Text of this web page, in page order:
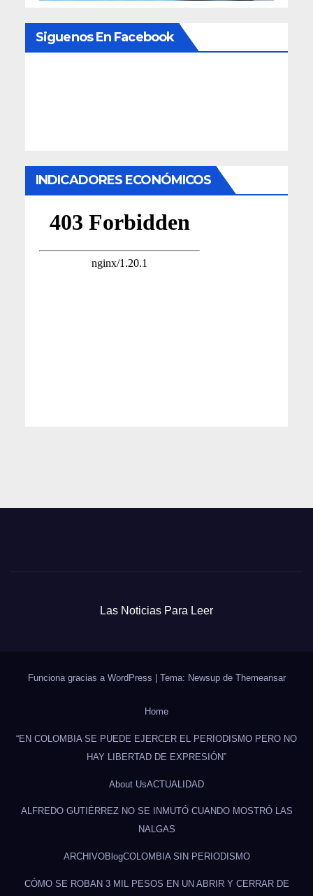
Siguenos En Facebook
INDICADORES ECONÓMICOS
Las Noticias Para Leer
Funciona gracias a WordPress Tema: Newsup de Themeansar
Home
“EN COLOMBIA SE PUEDE EJERCER EL PERIODISMO PERO NO
HAY LIBERTAD DE EXPRESIÓN”
About UsACTUALIDAD
ALFREDO GUTIÉRREZ NO SE INMUTÓ CUANDO MOSTRÓ LAS
NALGAS
ARCHIVOBlogCOLOMBIA SIN PERIODISMO
CÓMO SE ROBAN 3 MIL PESOS EN UN ABRIR Y CERRAR DE